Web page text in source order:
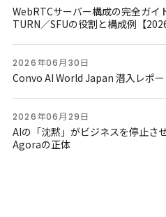
WebRTCサーバー構成の完全ガイ
TURN／SFUの役割と構成例【
2026年06月30日
Convo AI World Japan 潜入レポ
2026年06月29日
AIの「沈黙」がビジネスを停止さ
Agoraの正体